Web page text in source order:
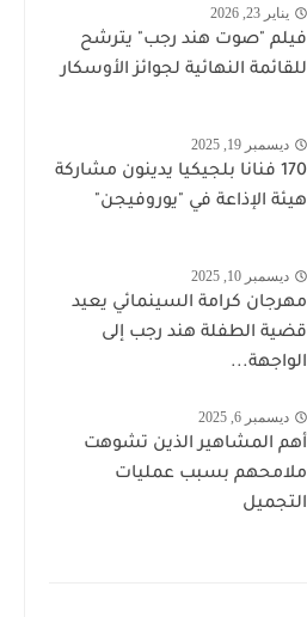
يناير 23, 2026
فيلم "صوت هند رجب" يترشح
للقائمة النهائية لجوائز الأوسكار
ديسمبر 19, 2025
170 فنانا بلجيكيا يدينون مشاركة
هيئة الإذاعة في "يوروفيجن"
ديسمبر 10, 2025
مهرجان كرامة السينمائي يعيد
قضية الطفلة هند رجب إلى
الواجهة...
ديسمبر 6, 2025
أهم المشاهير الذين تشوهت
ملامحهم بسبب عمليات
التجميل